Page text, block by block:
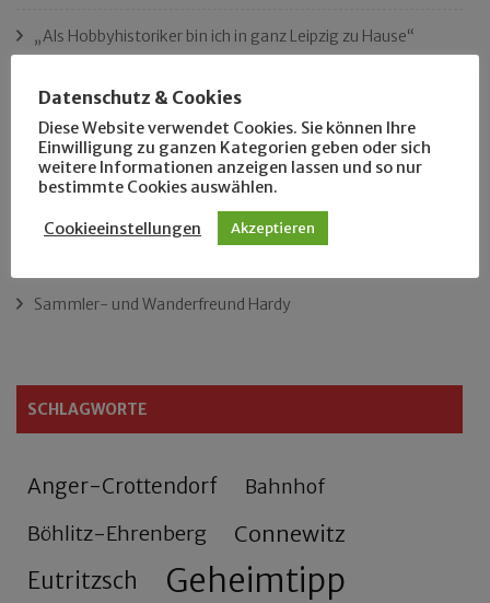
„Als Hobbyhistoriker bin ich in ganz Leipzig zu Hause“
Das neue Eutritzsch-Buch
Der Leipziger Schmiedetag von 1904
Rennfahrer in Schönefeld und Zschocher
Zu Fuß durch Anger-Crottendorf
Sammler- und Wanderfreund Hardy
SCHLAGWORTE
Anger-Crottendorf Bahnhof
Böhlitz-Ehrenberg Connewitz
Eutritzsch Geheimtipp
Datenschutz & Cookies
Diese Website verwendet Cookies. Sie können Ihre
Einwilligung zu ganzen Kategorien geben oder sich
weitere Informationen anzeigen lassen und so nur
bestimmte Cookies auswählen.
Cookieeinstellungen Akzeptieren